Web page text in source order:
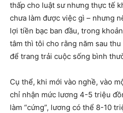
thấp cho luật sư nhưng thực tế
chưa làm được việc gì – nhưng
lợi tiền bạc ban đầu, trong
tâm thì tôi cho rằng năm sau
để trang trải cuộc sống bình
Cụ thể, khi mới vào nghề, vào
chỉ nhận mức lương 4-5 triệu
làm “cứng”, lương có thể 8-10